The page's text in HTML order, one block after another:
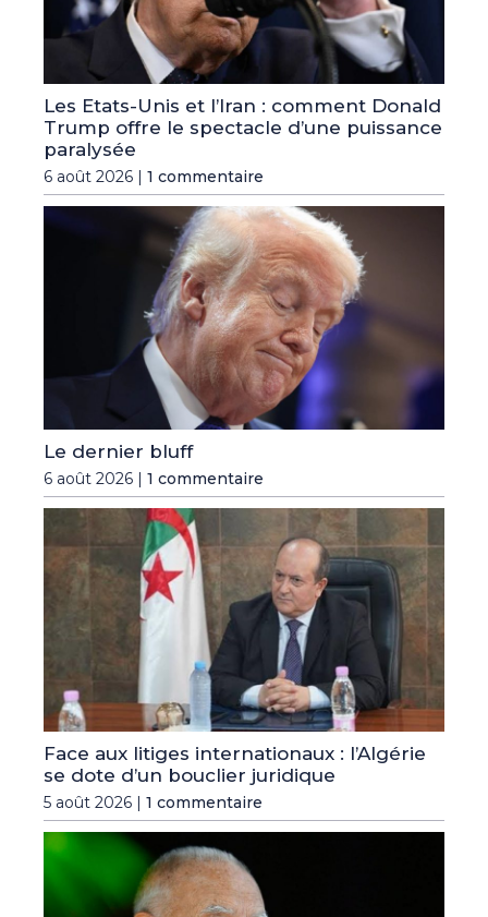
Les Etats-Unis et l’Iran : comment Donald
Trump offre le spectacle d’une puissance
paralysée
6 août 2026 | 1 commentaire
Le dernier bluff
6 août 2026 | 1 commentaire
Face aux litiges internationaux : l’Algérie
se dote d’un bouclier juridique
5 août 2026 | 1 commentaire